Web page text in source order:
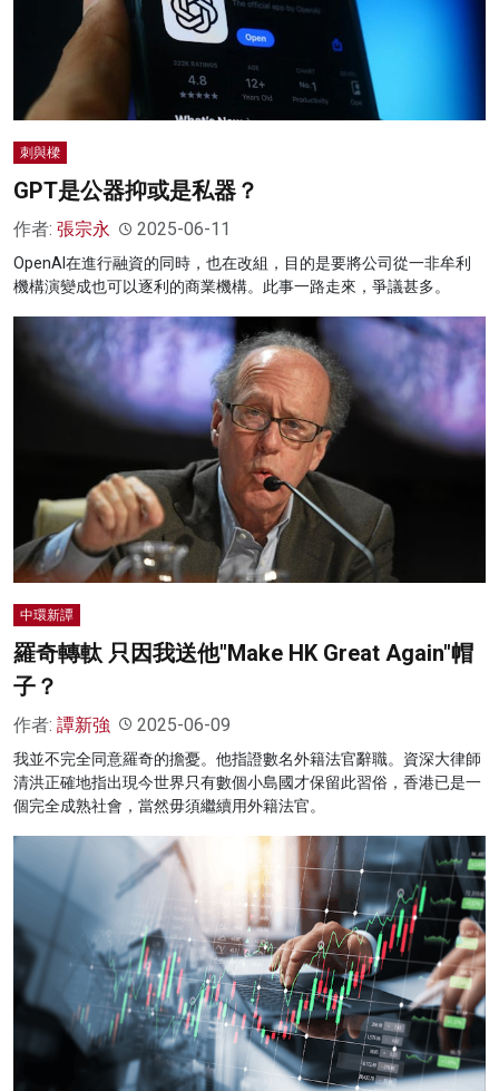
刺與樑
GPT是公器抑或是私器？
作者: 張宗永 2025-06-11
OpenAI在進行融資的同時，也在改組，目的是要將公司從一非牟利
機構演變成也可以逐利的商業機構。此事一路走來，爭議甚多。
中環新譚
羅奇轉軚 只因我送他"Make HK Great Again"帽
子？
作者: 譚新強 2025-06-09
我並不完全同意羅奇的擔憂。他指證數名外籍法官辭職。資深大律師
清洪正確地指出現今世界只有數個小島國才保留此習俗，香港已是一
個完全成熟社會，當然毋須繼續用外籍法官。